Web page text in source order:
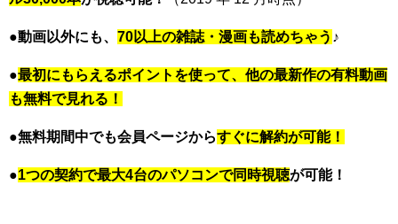
●動画以外にも、 70以上の雑誌・漫画も読めちゃう ♪
●最初にもらえるポイントを使って、他の最新作の有料動画
も無料で見れる！
●無料期間中でも会員ページからすぐに解約が可能！
●1つの契約で最大4台のパソコンで同時視聴が可能！